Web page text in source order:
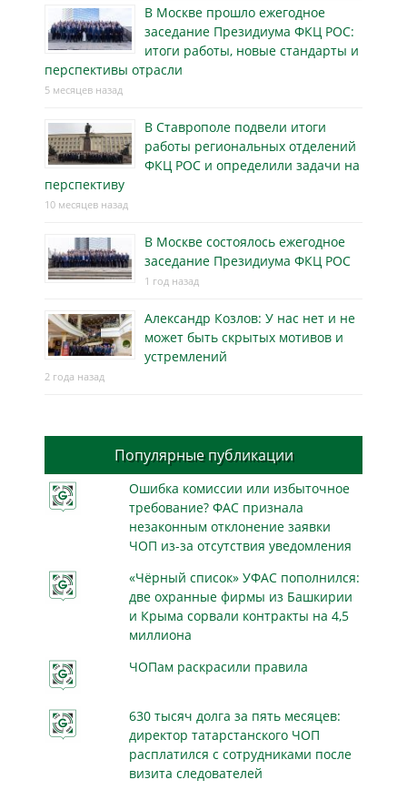
В Москве прошло ежегодное
заседание Президиума ФКЦ РОС:
итоги работы, новые стандарты и
перспективы отрасли
5 месяцев назад
В Ставрополе подвели итоги
работы региональных отделений
ФКЦ РОС и определили задачи на
перспективу
10 месяцев назад
В Москве состоялось ежегодное
заседание Президиума ФКЦ РОС
1 год назад
Александр Козлов: У нас нет и не
может быть скрытых мотивов и
устремлений
2 года назад
Популярные публикации
Ошибка комиссии или избыточное
требование? ФАС признала
незаконным отклонение заявки
ЧОП из-за отсутствия уведомления
«Чёрный список» УФАС пополнился:
две охранные фирмы из Башкирии
и Крыма сорвали контракты на 4,5
миллиона
ЧОПам раскрасили правила
630 тысяч долга за пять месяцев:
директор татарстанского ЧОП
расплатился с сотрудниками после
визита следователей